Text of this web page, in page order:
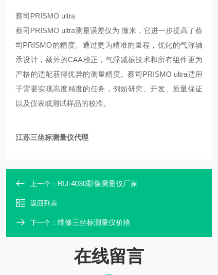
蔡司PRISMO ultra
蔡司PRISMO ultra测量误差仅为 微米，它进一步提高了蔡
司PRISMO的精度。通过更为精准的量程，优化的气浮轴
承设计，额外的CAA校正，气浮减振技术和所有组件更为
严格的适配获得优异的测量精度。蔡司PRISMO ultra适用
于需要实现高度精度的任务，例如研究、开发、质量保证
以及仪表或测试样品的校准。
江苏三坐标测量仪代理
上一个： RIJ-4030影像测量仪厂家
返回列表
下一个： 维修三坐标测量仪价格
在线留言